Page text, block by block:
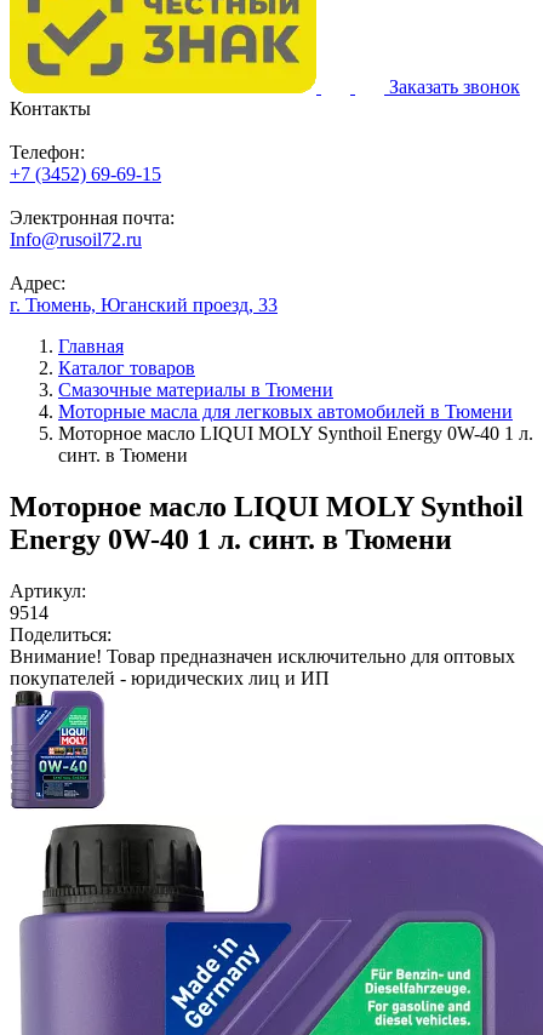
Заказать звонок
Контакты
Телефон:
+7 (3452) 69-69-15
Электронная почта:
Info@rusoil72.ru
Адрес:
г. Тюмень, Юганский проезд, 33
Главная
Каталог товаров
Смазочные материалы в Тюмени
Моторные масла для легковых автомобилей в Тюмени
Моторное масло LIQUI MOLY Synthoil Energy 0W-40 1 л.
синт. в Тюмени
Моторное масло LIQUI MOLY Synthoil
Energy 0W-40 1 л. синт. в Тюмени
Артикул:
9514
Поделиться:
Внимание! Товар предназначен исключительно для оптовых
покупателей - юридических лиц и ИП